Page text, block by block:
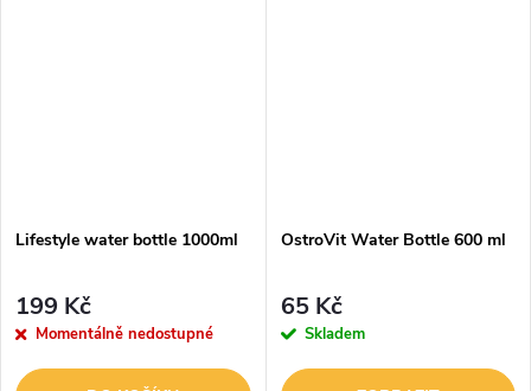
Lifestyle water bottle 1000ml
199 Kč
Momentálně nedostupné
OstroVit Water Bottle 600 ml
65 Kč
Skladem